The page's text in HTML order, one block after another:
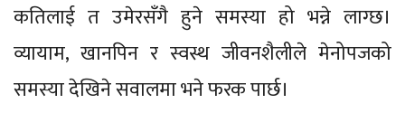
कतिलाई त उमेरसँगै हुने समस्या हो भन्ने लाग्छ।
व्यायाम, खानपिन र स्वस्थ जीवनशैलीले मेनोपजको
समस्या देखिने सवालमा भने फरक पार्छ।